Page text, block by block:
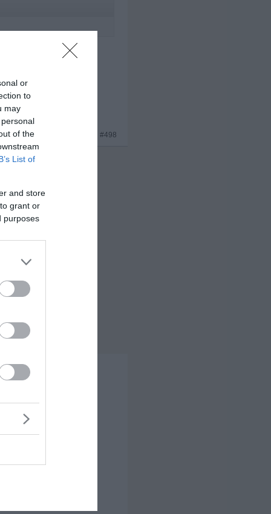
or
to
may
of the
List of
and store
grant or
purposes
#498